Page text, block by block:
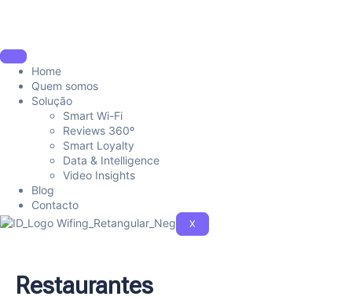
Home
Quem somos
Solução
Smart Wi-Fi
Reviews 360º
Smart Loyalty
Data & Intelligence
Video Insights
Blog
Contacto
X
Restaurantes